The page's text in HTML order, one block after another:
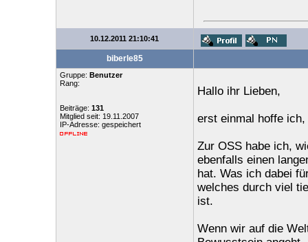
10.12.2011 21:10:41
biberle85
Gruppe: Benutzer
Rang:
Beiträge: 131
Mitglied seit: 19.11.2007
IP-Adresse: gespeichert
Hallo ihr Lieben,
erst einmal hoffe
Zur OSS habe ich,
ebenfalls einen
hat. Was ich dabei
welches durch viel
ist.
Wenn wir auf die